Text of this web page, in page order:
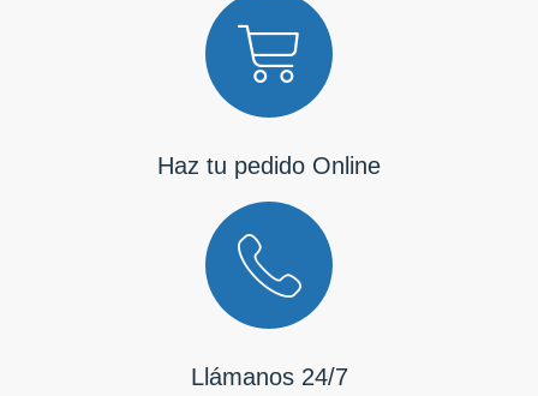
Haz tu pedido Online
Llámanos 24/7